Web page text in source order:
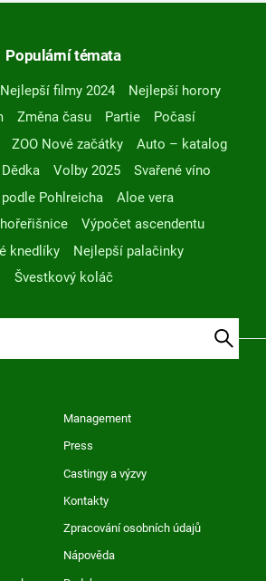
Populární témata
Nejlepší filmy 2024
Nejlepší horory
Změna času Partie
Počasí
ZOO Nové začátky
Auto – katalog
Volby 2025
Svařené víno
Pohlreicha
Aloe vera
Výpočet ascendentu
knedlíky
Nejlepší palačinky
Švestkový koláč
Management
Press
Castingy a výzvy
Kontakty
Zpracování osobních údajů
Nápověda